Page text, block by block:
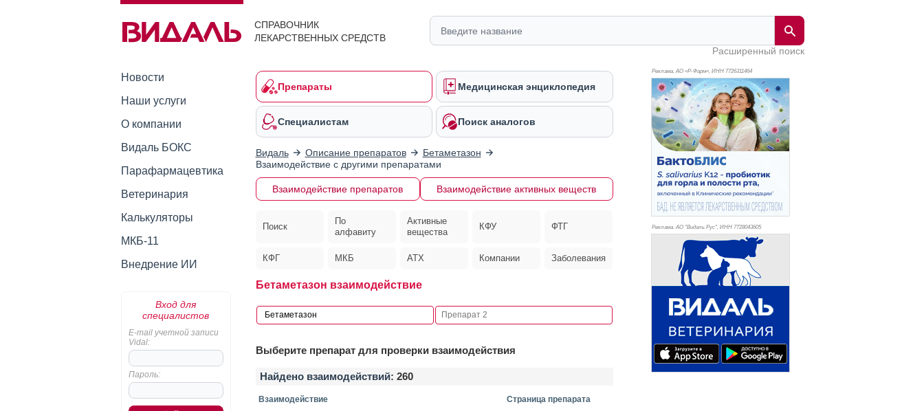
СПРАВОЧНИК
ЛЕКАРСТВЕННЫХ СРЕДСТВ
Расширенный поиск
Новости
Наши услуги
О компании
Видаль БОКС
Парафармацевтика
Ветеринария
Калькуляторы
МКБ-11
Внедрение ИИ
Вход для
специалистов
E-mail учетной записи
Vidal:
Пароль:
Препараты Медицинская энциклопедия
Специалистам Поиск аналогов
Видаль Описание препаратов
Бетаметазон
Взаимодействие с другими препаратами
Взаимодействие препаратов Взаимодействие активных веществ
Поиск
По
алфавиту
Активные
вещества
КФУ ФТГ
КФГ МКБ АТХ Компании Заболевания
Бетаметазон взаимодействие
Выберите препарат для проверки взаимодействия
Найдено взаимодействий: 260
Взаимодействие Страница препарата
Реклама. АО «Р-Фарм», ИНН 7726311464
Реклама. АО "Видаль Рус", ИНН 7728043605